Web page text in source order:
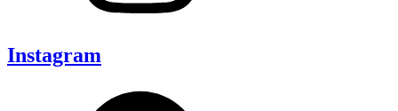
Instagram